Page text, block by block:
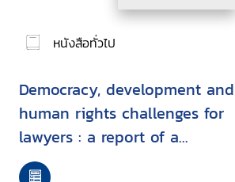
หนังสือทั่วไป
Democracy, development and
human rights challenges for
lawyers : a report of a
consultation Puncak, Indonesia